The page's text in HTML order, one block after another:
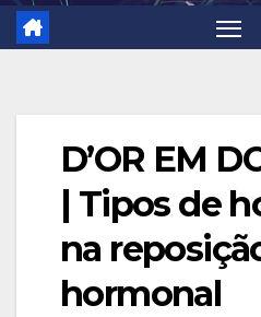
D’OR EM
| Tipos de
na
hormonal